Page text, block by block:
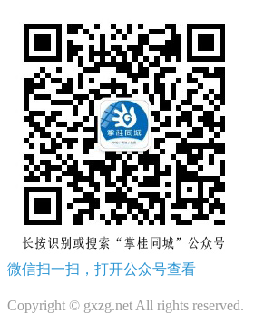
微信扫一扫，打开公众号查看
Copyright © gxzg.net All rights reserved.